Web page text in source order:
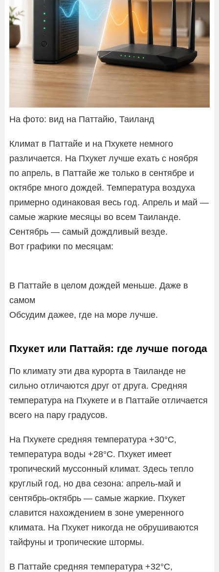
На фото: вид на Паттайю, Таиланд
Климат в Паттайе и на Пхукете немного
различается. На Пхукет лучше ехать с ноября
по апрель, в Паттайе же только в сентябре и
октябре много дождей. Температура воздуха
примерно одинаковая весь год. Апрель и май —
самые жаркие месяцы во всем Таиланде.
Сентябрь — самый дождливый везде.
Вот графики по месяцам:
В Паттайе в целом дождей меньше. Даже в
самом
Обсудим дажее, где на море лучше.
Пхукет или Паттайя: где лучше погода
По климату эти два курорта в Таиланде не
сильно отличаются друг от друга. Средняя
температура на Пхукете и в Паттайе отличается
всего на пару градусов.
На Пхукете средняя температура +30°C,
температура воды +28°С. Пхукет имеет
тропический муссонный климат. Здесь тепло
круглый год, но два сезона: апрель-май и
сентябрь-октябрь — самые жаркие. Пхукет
славится нахождением в зоне умеренного
климата. На Пхукет никогда не обрушиваются
тайфуны и тропические штормы.
В Паттайе средняя температура +32°C,